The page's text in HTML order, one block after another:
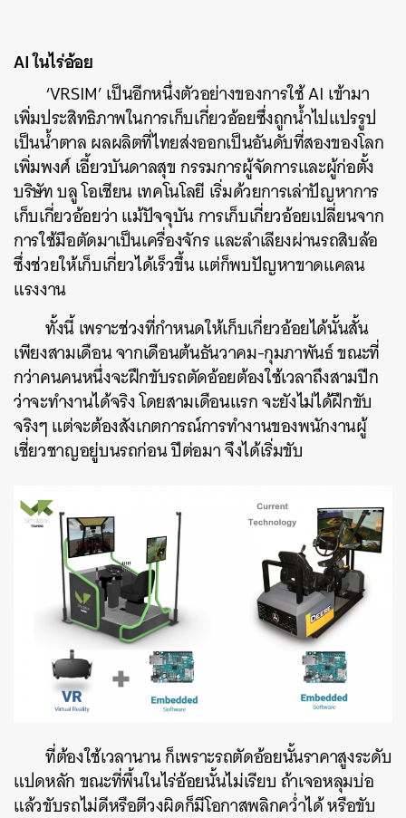
AI ในไร่อ้อย
‘VRSIM’ เป็นอีกหนึ่งตัวอย่างของการใช้ AI เข้ามา
เพิ่มประสิทธิภาพในการเก็บเกี่ยวอ้อยซึ่งถูกน้ำไปแปรรูป
เป็นน้ำตาล ผลผลิตที่ไทยส่งออกเป็นอันดับที่สองของโลก
เพิ่มพงศ์ เอี้ยวบันดาลสุข กรรมการผู้จัดการและผู้ก่อตั้ง
บริษัท บลู โอเชียน เทคโนโลยี เริ่มด้วยการเล่าปัญหาการ
เก็บเกี่ยวอ้อยว่า แม้ปัจจุบัน การเก็บเกี่ยวอ้อยเปลี่ยนจาก
การใช้มือตัดมาเป็นเครื่องจักร และลำเลียงผ่านรถสิบล้อ
ซึ่งช่วยให้เก็บเกี่ยวได้เร็วขึ้น แต่ก็พบปัญหาขาดแคลน
แรงงาน
ทั้งนี้ เพราะช่วงที่กำหนดให้เก็บเกี่ยวอ้อยได้นั้นสั้น
เพียงสามเดือน จากเดือนต้นธันวาคม-กุมภาพันธ์ ขณะที่
กว่าคนคนหนึ่งจะฝึกขับรถตัดอ้อยต้องใช้เวลาถึงสามปีก
ว่าจะทำงานได้จริง โดยสามเดือนแรก จะยังไม่ได้ฝึกขับ
จริงๆ แต่จะต้องสังเกตการณ์การทำงานของพนักงานผู้
เชี่ยวชาญอยู่บนรถก่อน ปีต่อมา จึงได้เริ่มขับ
ที่ต้องใช้เวลานาน ก็เพราะรถตัดอ้อยนั้นราคาสูงระดับ
แปดหลัก ขณะที่พื้นในไร่อ้อยนั้นไม่เรียบ ถ้าเจอหลุมบ่อ
แล้วขับรถไม่ดีหรือตีวงผิดก็มีโอกาสพลิกคว่ำได้ หรือขับ